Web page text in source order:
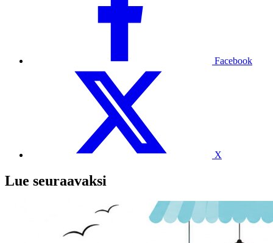
Facebook
X
Lue seuraavaksi